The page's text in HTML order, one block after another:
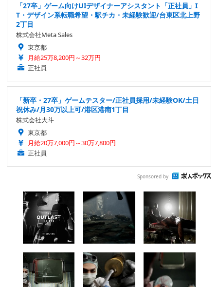
「27卒」ゲーム向けUIデザイナーアシスタント「正社員」I
T・デザイン系転職希望・駅チカ・未経験歓迎/台東区北上野
2丁目
株式会社Meta Sales
東京都
月給25万8,200円～32万円
正社員
「新卒・27卒」ゲームテスター/正社員採用/未経験OK/土日
祝休み/月30万以上可/港区港南1丁目
株式会社大斗
東京都
月給20万7,000円～30万7,800円
正社員
Sponsored by